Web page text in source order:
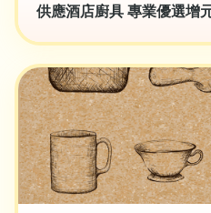
供應酒店廚具 專業優選增